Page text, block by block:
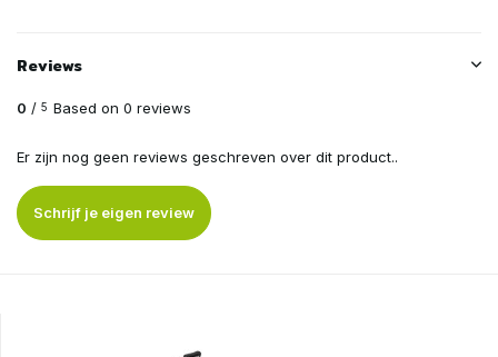
Reviews
0 / 5 Based on 0 reviews
Er zijn nog geen reviews geschreven over dit product..
Schrijf je eigen review